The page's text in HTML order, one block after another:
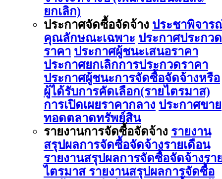
ยกเลิก)
ประกาศจัดซื้อจัดจ้าง ประชาพิจาร
คุณลักษณะเฉพาะ ประกาศประกวด
ราคา ประกาศผู้ชนะเสนอราคา
ประกาศยกเลิกการประกวดราคา
ประกาศผู้ชนะการจัดซื้อจัดจ้างหรือ
ผู้ได้รับการคัดเลือก(รายไตรมาส)
การเปิดเผยราคากลาง ประกาศขาย
ทอดตลาดทรัพย์สิน
รายงานการจัดซื้อจัดจ้าง รายงาน
สรุปผลการจัดซื้อจัดจ้างรายเดือน
รายงานสรุปผลการจัดซื้อจัดจ้างรา
ไตรมาส รายงานสรุปผลการจัดซื้อ